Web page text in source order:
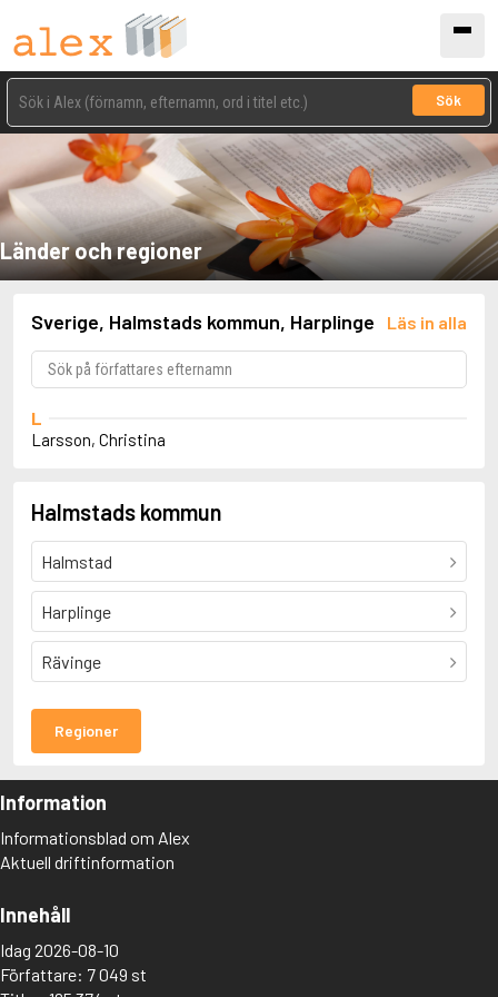
Sök
Länder och regioner
Sverige, Halmstads kommun, Harplinge Läs in alla
L
Larsson, Christina
Halmstads kommun
Halmstad
Harplinge
Rävinge
Regioner
Information
Informationsblad om Alex
Aktuell driftinformation
Innehåll
Idag 2026-08-10
Författare: 7 049 st